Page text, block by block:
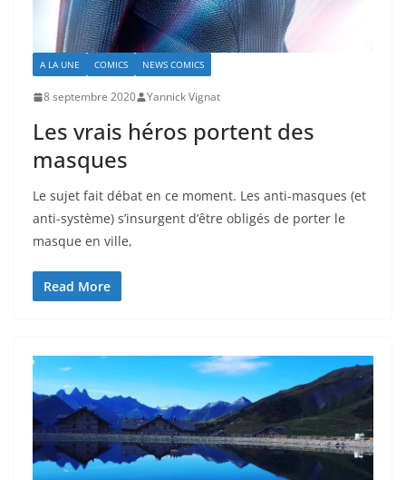
A LA UNE COMICS NEWS COMICS
8 septembre 2020 Yannick Vignat
Les vrais héros portent des
masques
Le sujet fait débat en ce moment. Les anti-masques (et
anti-système) s’insurgent d’être obligés de porter le
masque en ville,
Read More